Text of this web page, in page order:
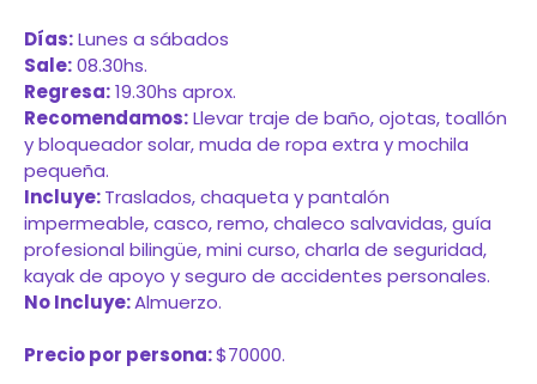
Días:Lunes a sábados
Sale:08.30hs.
Regresa:19.30hs aprox.
Recomendamos:Llevar traje de baño, ojotas, toallón
y bloqueador solar, muda de ropa extra y mochila
pequeña.
Incluye:Traslados, chaqueta y pantalón
impermeable, casco, remo, chaleco salvavidas, guía
profesional bilingüe, mini curso, charla de seguridad,
kayak de apoyo y seguro de accidentes personales.
No Incluye:Almuerzo.
Precio por persona:$70000.